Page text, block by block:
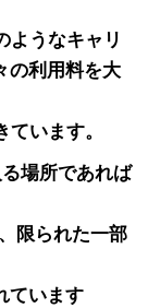
ようなキャリ
の利用料を大
います。
場所であれば
限られた一部
ています